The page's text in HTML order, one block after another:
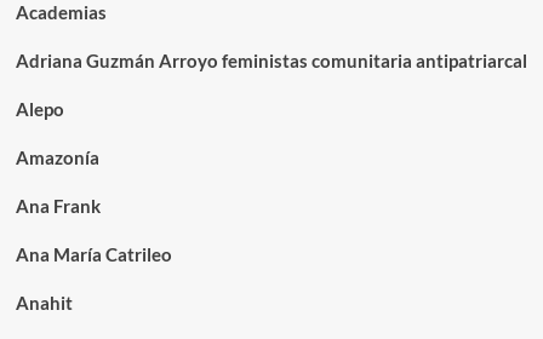
Academias
Adriana Guzmán Arroyo feministas comunitaria antipatriarcal
Alepo
Amazonía
Ana Frank
Ana María Catrileo
Anahit